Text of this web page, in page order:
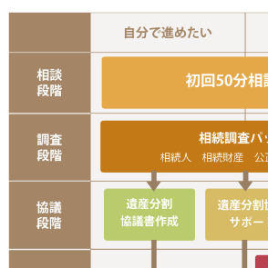
協議書作成